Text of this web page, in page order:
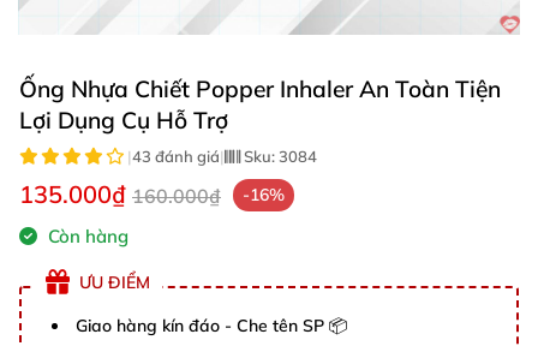
Ống Nhựa Chiết Popper Inhaler An Toàn Tiện
Lợi Dụng Cụ Hỗ Trợ
|43 đánh giá| Sku:3084
135.000₫ 160.000₫ -16%
Còn hàng
ƯU ĐIỂM
Giao hàng kín đáo - Che tên SP 📦